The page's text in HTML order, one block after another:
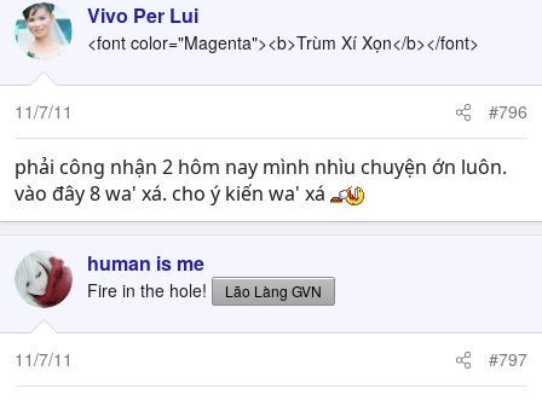
Vivo Per Lui
<font color="Magenta"><b>Trùm Xí Xọn</b></font>
11/7/11 #796
phải công nhận 2 hôm nay mình nhìu chuyện ớn luôn.
vào đây 8 wa' xá. cho ý kiến wa' xá
human is me
Fire in the hole! Lão Làng GVN
11/7/11 #797